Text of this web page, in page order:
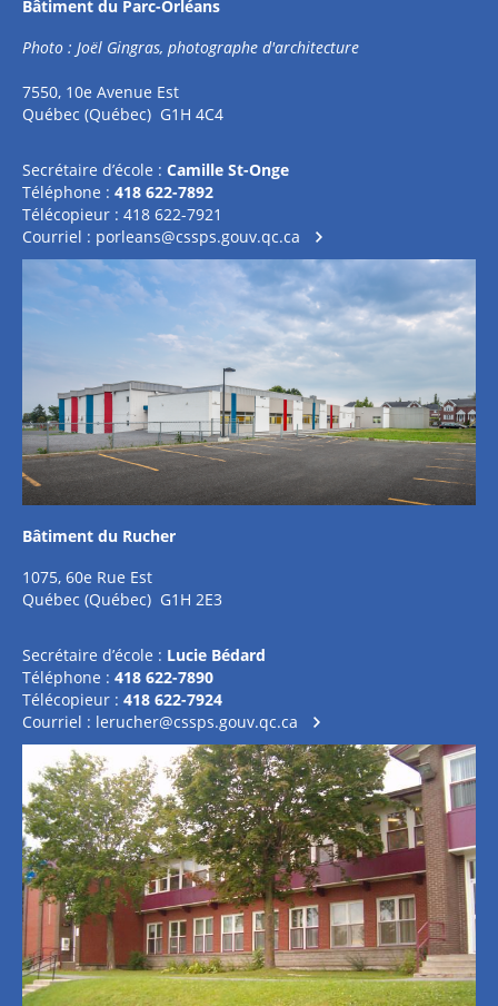
Bâtiment du Parc-Orléans
Photo : Joël Gingras, photographe d'architecture
7550, 10e Avenue Est
Québec (Québec) G1H 4C4
Secrétaire d’école : Camille St-Onge
Téléphone : 418 622-7892
Télécopieur : 418 622-7921
Courriel : porleans@cssps.gouv.qc.ca
Bâtiment du Rucher
1075, 60e Rue Est
Québec (Québec) G1H 2E3
Secrétaire d’école : Lucie Bédard
Téléphone : 418 622-7890
Télécopieur : 418 622-7924
Courriel : lerucher@cssps.gouv.qc.ca